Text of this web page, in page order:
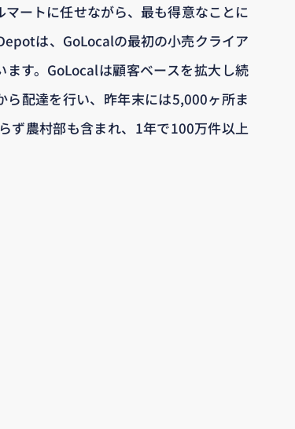
ートに任せながら、最も得意なことに
は、GoLocalの最初の小売クライア
す。GoLocalは顧客ベースを拡大し続
配達を行い、昨年末には5,000ヶ所ま
ず農村部も含まれ、1年で100万件以上